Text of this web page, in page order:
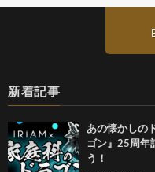
新着記事
あの懐かしの
ゴン』25周年
う！